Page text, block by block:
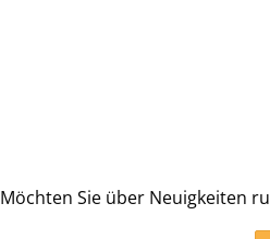
Möchten Sie über Neuigkeiten